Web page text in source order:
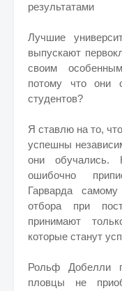
результатами
Лучшие
выпускают
своим
потому что они
студентов?
Я ставлю на то,
успешны
они обучались.
ошибочно
Гарварда
отбора при
принимают
которые станут
Рольф Добелли
пловцы не